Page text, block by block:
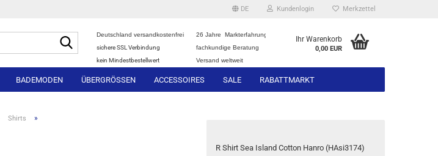
DE Kundenlogin Merkzettel
Suche...Deutschland versandkostenfrei
26 Jahre Markterfahrung
sichere SSL Verbindung
fachkundige Beratung
kein Mindestbestellwert
Versand weltweit
Ihr Warenkorb
0,00 EUR
BADEMODEN ÜBERGRÖSSEN ACCESSOIRES SALE RABATTMARKT
Shirts »
R Shirt Sea Island Cotton Hanro (HAsi3174)